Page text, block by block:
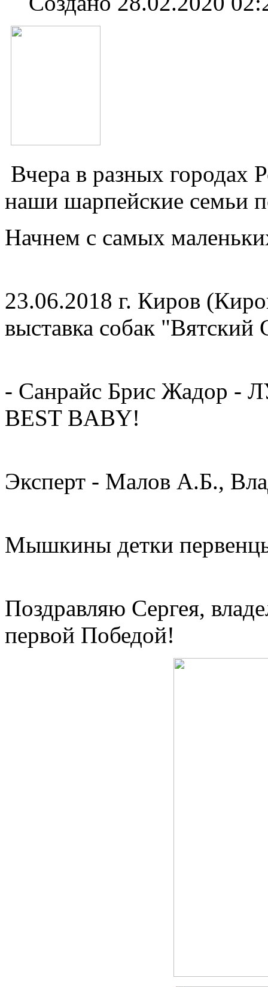
Вчера в разных городах
наши шарпейские семьи
Начнем с самых
23.06.2018 г. Киров
выставка собак
- Санрайс Брис
BEST BABY!
Эксперт - Малов А.Б.,
Мышкины детки
Поздравляю Сергея,
первой Победой!